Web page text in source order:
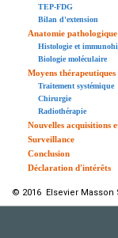
TEP-FDG
Bilan d'extension
Anatomie
Histologie et
Biologie moléculaire
Moyens thérapeutiques
Traitement systémique
Chirurgie
Radiothérapie
Nouvelles acquisitions
Surveillance
Conclusion
Déclaration d'intérêts
© 2016 Elsevier Masson